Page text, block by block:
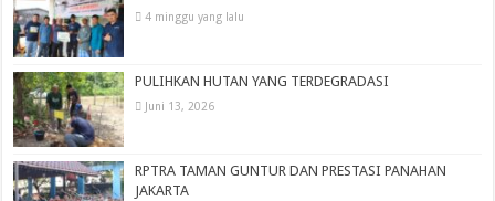
4 minggu yang lalu
PULIHKAN HUTAN YANG TERDEGRADASI
Juni 13, 2026
RPTRA TAMAN GUNTUR DAN PRESTASI PANAHAN
JAKARTA